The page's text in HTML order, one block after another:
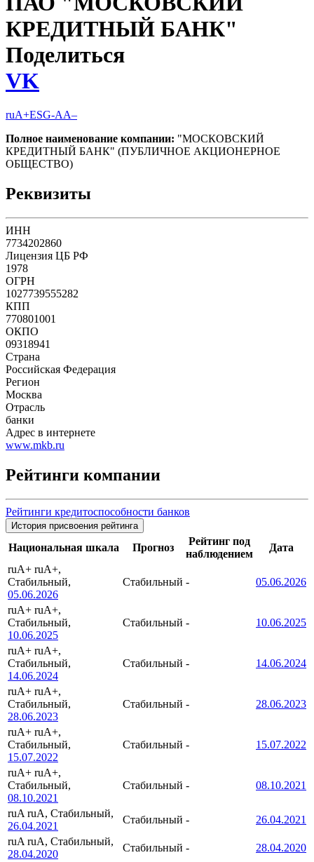
КРЕДИТНЫЙ БАНК"
Поделиться
VK
ruA+ESG-AA–
Полное наименование компании: "МОСКОВСКИЙ
КРЕДИТНЫЙ БАНК" (ПУБЛИЧНОЕ АКЦИОНЕРНОЕ
ОБЩЕСТВО)
Реквизиты
ИНН
7734202860
Лицензия ЦБ РФ
1978
ОГРН
1027739555282
КПП
770801001
ОКПО
09318941
Страна
Российская Федерация
Регион
Москва
Отрасль
банки
Адрес в интернете
www.mkb.ru
Рейтинги компании
Рейтинги кредитоспособности банков
История присвоения рейтинга
Национальная шкала Прогноз
Рейтинг под
наблюдением
Дата
ruA+ ruA+,
Стабильный,
05.06.2026
Стабильный - 05.06.2026
ruA+ ruA+,
Стабильный,
10.06.2025
Стабильный - 10.06.2025
ruA+ ruA+,
Стабильный,
14.06.2024
Стабильный - 14.06.2024
ruA+ ruA+,
Стабильный,
28.06.2023
Стабильный - 28.06.2023
ruA+ ruA+,
Стабильный,
15.07.2022
Стабильный - 15.07.2022
ruA+ ruA+,
Стабильный,
08.10.2021
Стабильный - 08.10.2021
ruA ruA, Стабильный,
26.04.2021
Стабильный -
26.04.2021
ruA ruA, Стабильный,
28.04.2020
Стабильный -
28.04.2020